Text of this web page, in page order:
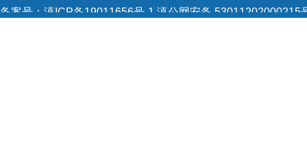
备案号： 滇ICP备19011656号-1 滇公网安备 53011202000215